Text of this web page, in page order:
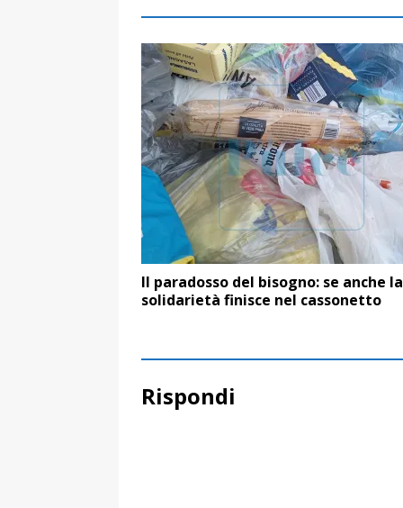
Il paradosso del bisogno: se anche la
solidarietà finisce nel cassonetto
Rispondi